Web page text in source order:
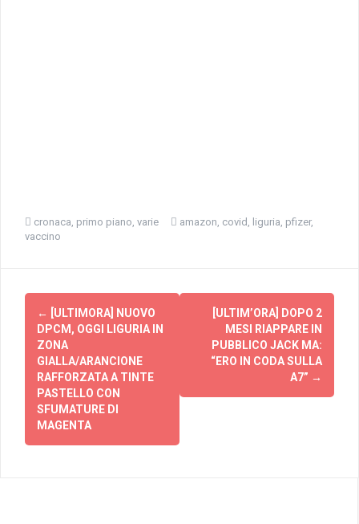
cronaca, primo piano, varie amazon, covid , liguria, pfizer,
vaccino
Navigazione
articolo
←
[ULTIMORA] NUOVO
DPCM, OGGI LIGURIA IN
ZONA
GIALLA/ARANCIONE
RAFFORZATA A TINTE
PASTELLO CON
SFUMATURE DI
MAGENTA
[ULTIM’ORA] DOPO 2
MESI RIAPPARE IN
PUBBLICO JACK MA:
“ERO IN CODA SULLA
A7” →